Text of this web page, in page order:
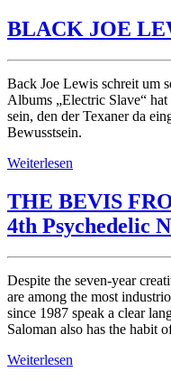
BLACK JOE
Back Joe Lewis schreit um
Albums „Electric Slave“
sein, den der Texaner da
Bewusstsein.
Weiterlesen
THE BEVIS
4th Psychedelic
Despite the seven-year
are among the most
since 1987 speak a clear
Saloman also has the habit
Weiterlesen